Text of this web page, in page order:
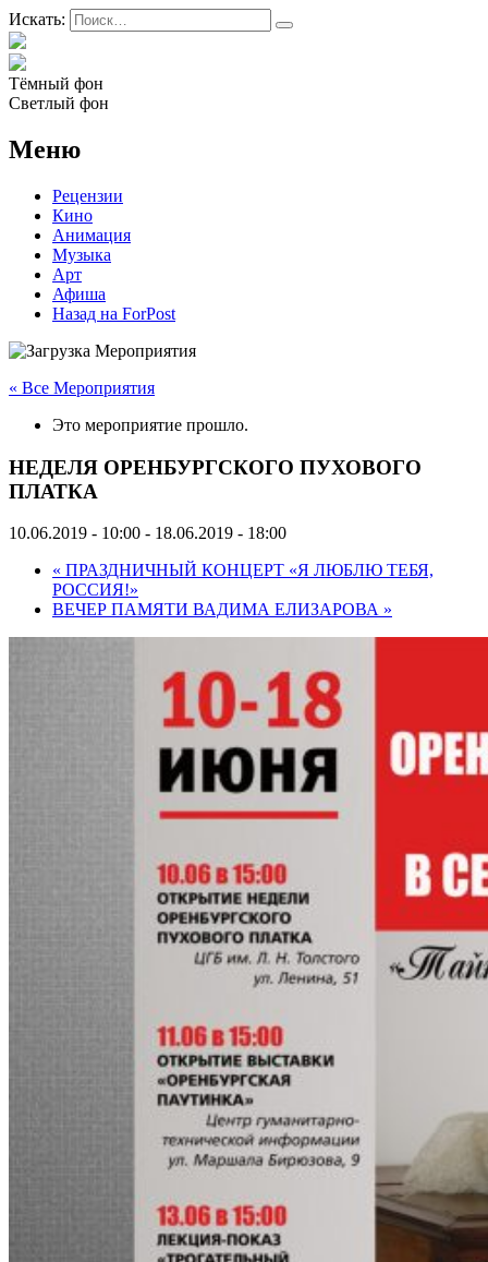
Искать:
Тёмный фон
Светлый фон
Меню
Рецензии
Кино
Анимация
Музыка
Арт
Афиша
Назад на ForPost
« Все Мероприятия
Это мероприятие прошло.
НЕДЕЛЯ ОРЕНБУРГСКОГО ПУХОВОГО
ПЛАТКА
10.06.2019 - 10:00 - 18.06.2019 - 18:00
« ПРАЗДНИЧНЫЙ КОНЦЕРТ «Я ЛЮБЛЮ ТЕБЯ,
РОССИЯ!»
ВЕЧЕР ПАМЯТИ ВАДИМА ЕЛИЗАРОВА »